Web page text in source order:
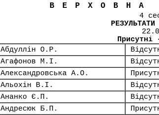
4
Абдуллін О.Р.
Агафонов М.І.
Александровська А.О.
Альохін В.І.
Ананко Є.П.
Андресюк Б.П.